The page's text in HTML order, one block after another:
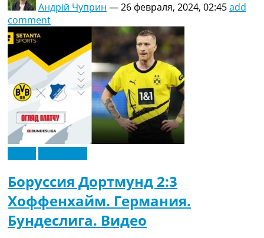
Андрій Чуприн —26 февраля, 2024, 02:45add
comment
Боруссия Дортмунд 2:3
Хоффенхайм. Германия.
Бундеслига. Видео